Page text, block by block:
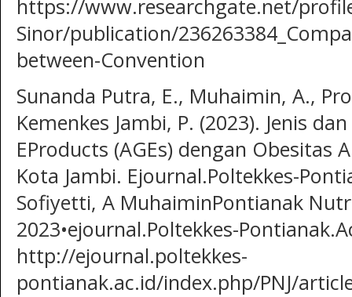
https://www.researchgate.net/
Sinor/publication/
between-Convention
Sunanda Putra, E., Muhaimin, A.,
Kemenkes Jambi, P. (2023). Jenis
EProducts (AGEs) dengan Obesitas
Kota Jambi. Ejournal.Poltekkes-
Sofiyetti, A MuhaiminPontianak
2023•ejournal.Poltekkes-
http://ejournal.poltekkes-
pontianak.ac.id/index.php/PNJ/